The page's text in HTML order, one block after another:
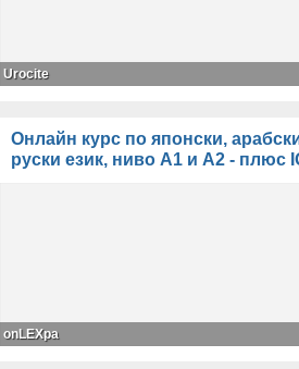
Urocite
Онлайн курс по японски,
руски език, ниво А1 и А2 - плюс
onLEXpa